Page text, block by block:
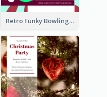
Retro Funky Bowling Party Invitation Design